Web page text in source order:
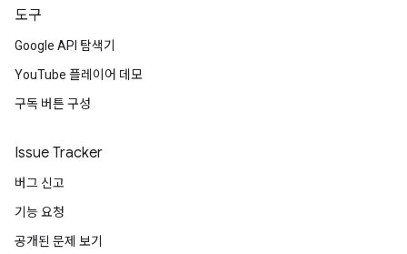
도구
Google API 탐색기
YouTube 플레이어 데모
구독 버튼 구성
Issue Tracker
버그 신고
기능 요청
공개된 문제 보기